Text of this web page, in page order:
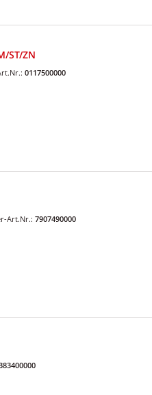
ST/ZN
0117500000
Art.Nr.: 7907490000